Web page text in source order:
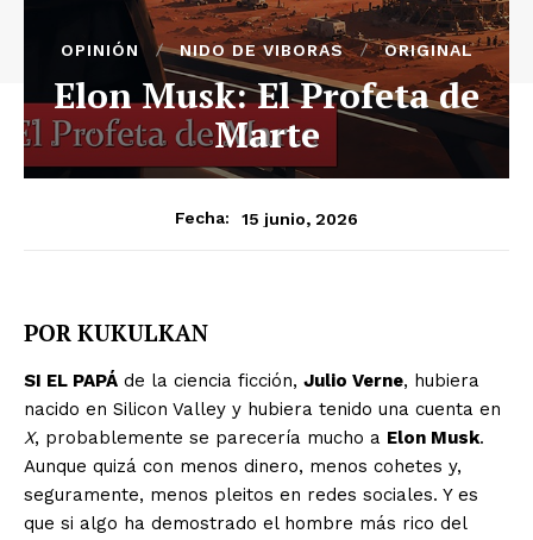
OPINIÓN NIDO DE VIBORAS ORIGINAL
Elon Musk: El Profeta de
Marte
Fecha: 15 junio, 2026
POR KUKULKAN
SI EL PAPÁ de la ciencia ficción, Julio Verne, hubiera
nacido en Silicon Valley y hubiera tenido una cuenta en
X, probablemente se parecería mucho a Elon Musk.
Aunque quizá con menos dinero, menos cohetes y,
seguramente, menos pleitos en redes sociales. Y es
que si algo ha demostrado el hombre más rico del